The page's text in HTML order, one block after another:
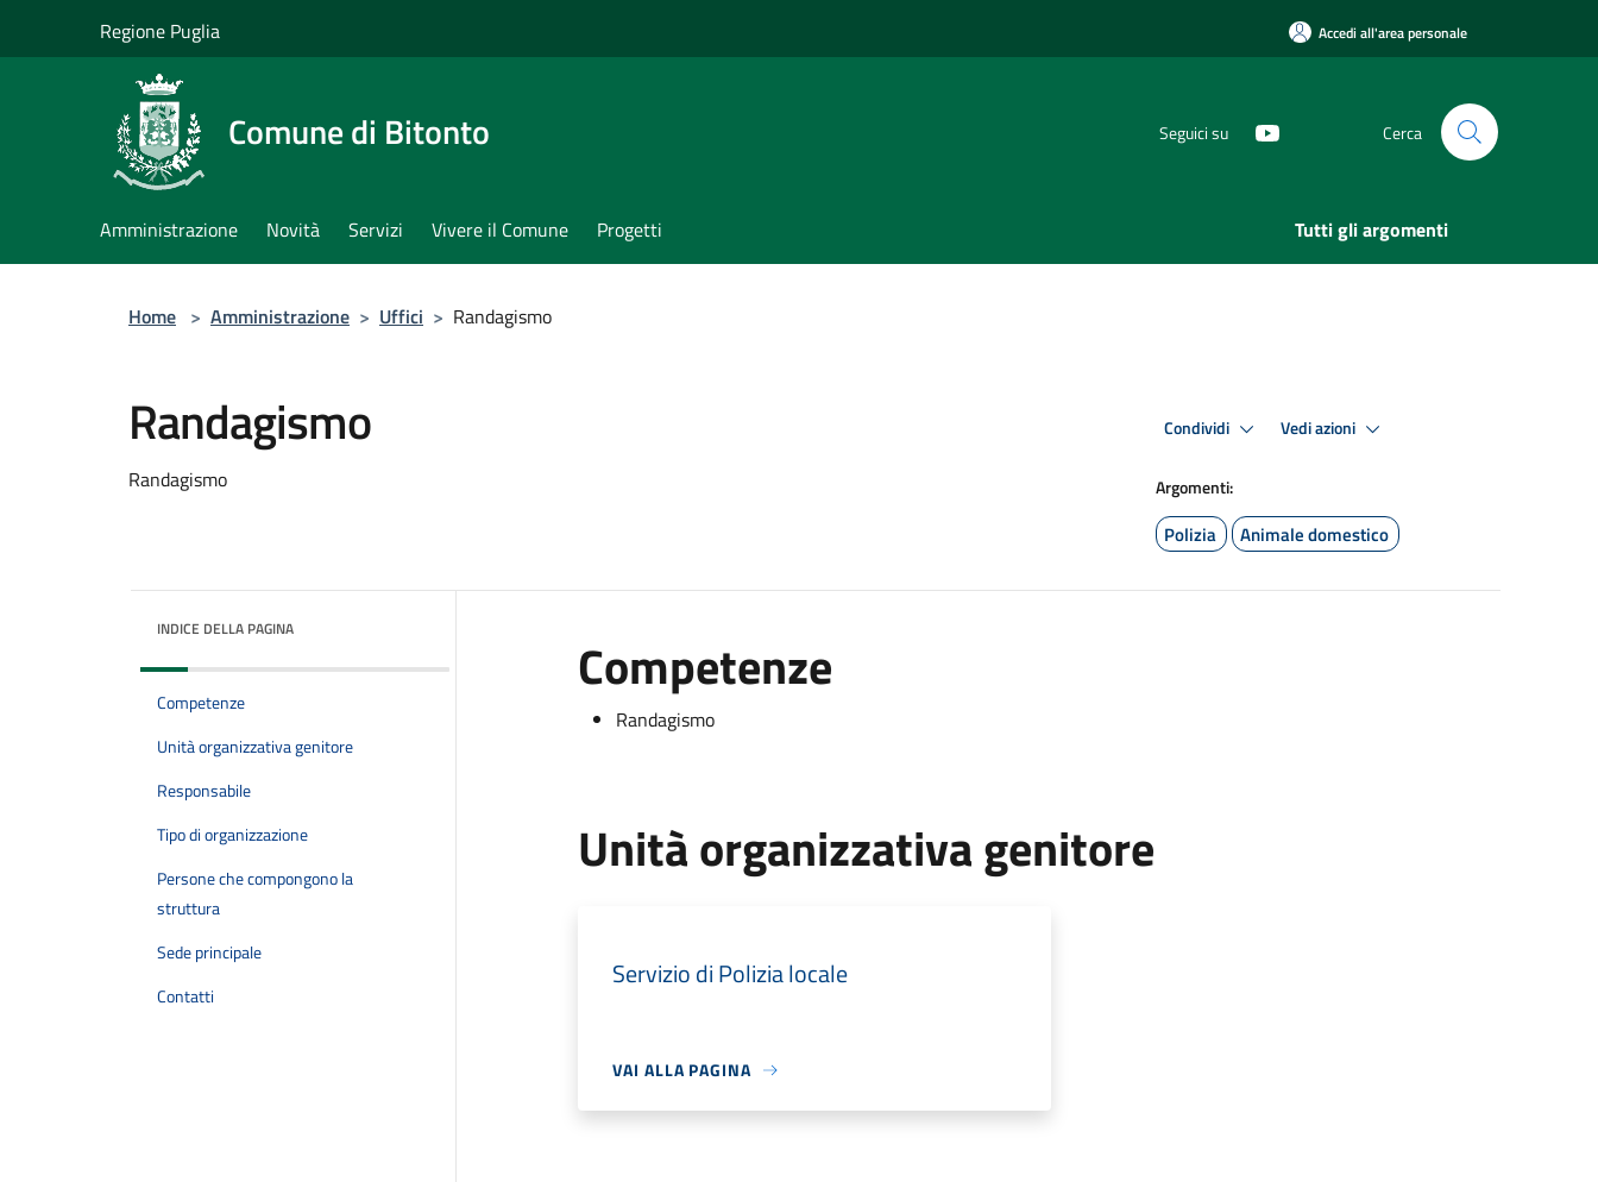
Regione Puglia Accedi all'area personale
Comune di Bitonto Seguici su Cerca
Amministrazione Novità Servizi Vivere il Comune Progetti Tutti gli argomenti
Home > Amministrazione > Uffici > Randagismo
Randagismo
Randagismo
Condividi Vedi azioni
Argomenti:
Polizia Animale domestico
INDICE DELLA PAGINA
Competenze
Unità organizzativa genitore
Responsabile
Tipo di organizzazione
Persone che compongono la
struttura
Sede principale
Contatti
Competenze
Randagismo
Unità organizzativa genitore
Servizio di Polizia locale
VAI ALLA PAGINA